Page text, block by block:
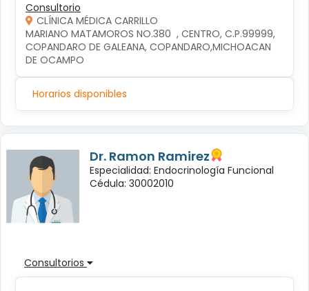
Consultorio
CLÍNICA MÉDICA CARRILLO
MARIANO MATAMOROS NO.380  , CENTRO, C.P.99999,
COPANDARO DE GALEANA, COPANDARO,MICHOACAN
DE OCAMPO
Horarios disponibles
Dr. Ramon Ramirez
Especialidad: Endocrinología Funcional
Cédula: 30002010
Consultorios